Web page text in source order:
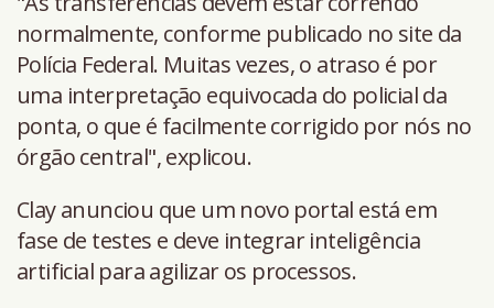
normalmente, conforme publicado no site da
Polícia Federal. Muitas vezes, o atraso é por
uma interpretação equivocada do policial da
ponta, o que é facilmente corrigido por nós no
órgão central", explicou.
Clay anunciou que um novo portal está em
fase de testes e deve integrar inteligência
artificial para agilizar os processos.